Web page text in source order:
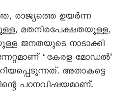
രാജ്യത്തെ ഉയർന്ന
മതനിരപേക്ഷതയുള്ള,
ജനതയുടെ നാടാക്കി
‘കേരള മോഡൽ’
അതാകട്ടെ
പഠനവിഷയമാണ്.